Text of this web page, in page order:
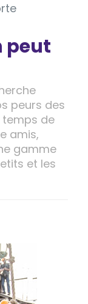
peut
peurs des
de
amis,
gamme
et les